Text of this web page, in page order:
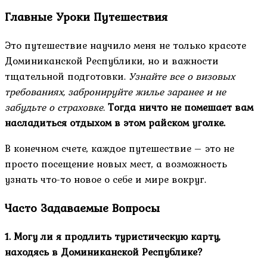
Главные Уроки Путешествия
Это путешествие научило меня не только красоте
Доминиканской Республики, но и важности
тщательной подготовки. Узнайте все о визовых
требованиях, забронируйте жилье заранее и не
забудьте о страховке.Тогда ничто не помешает вам
насладиться отдыхом в этом райском уголке.
В конечном счете, каждое путешествие – это не
просто посещение новых мест, а возможность
узнать что-то новое о себе и мире вокруг.
Часто Задаваемые Вопросы
1. Могу ли я продлить туристическую карту,
находясь в Доминиканской Республике?